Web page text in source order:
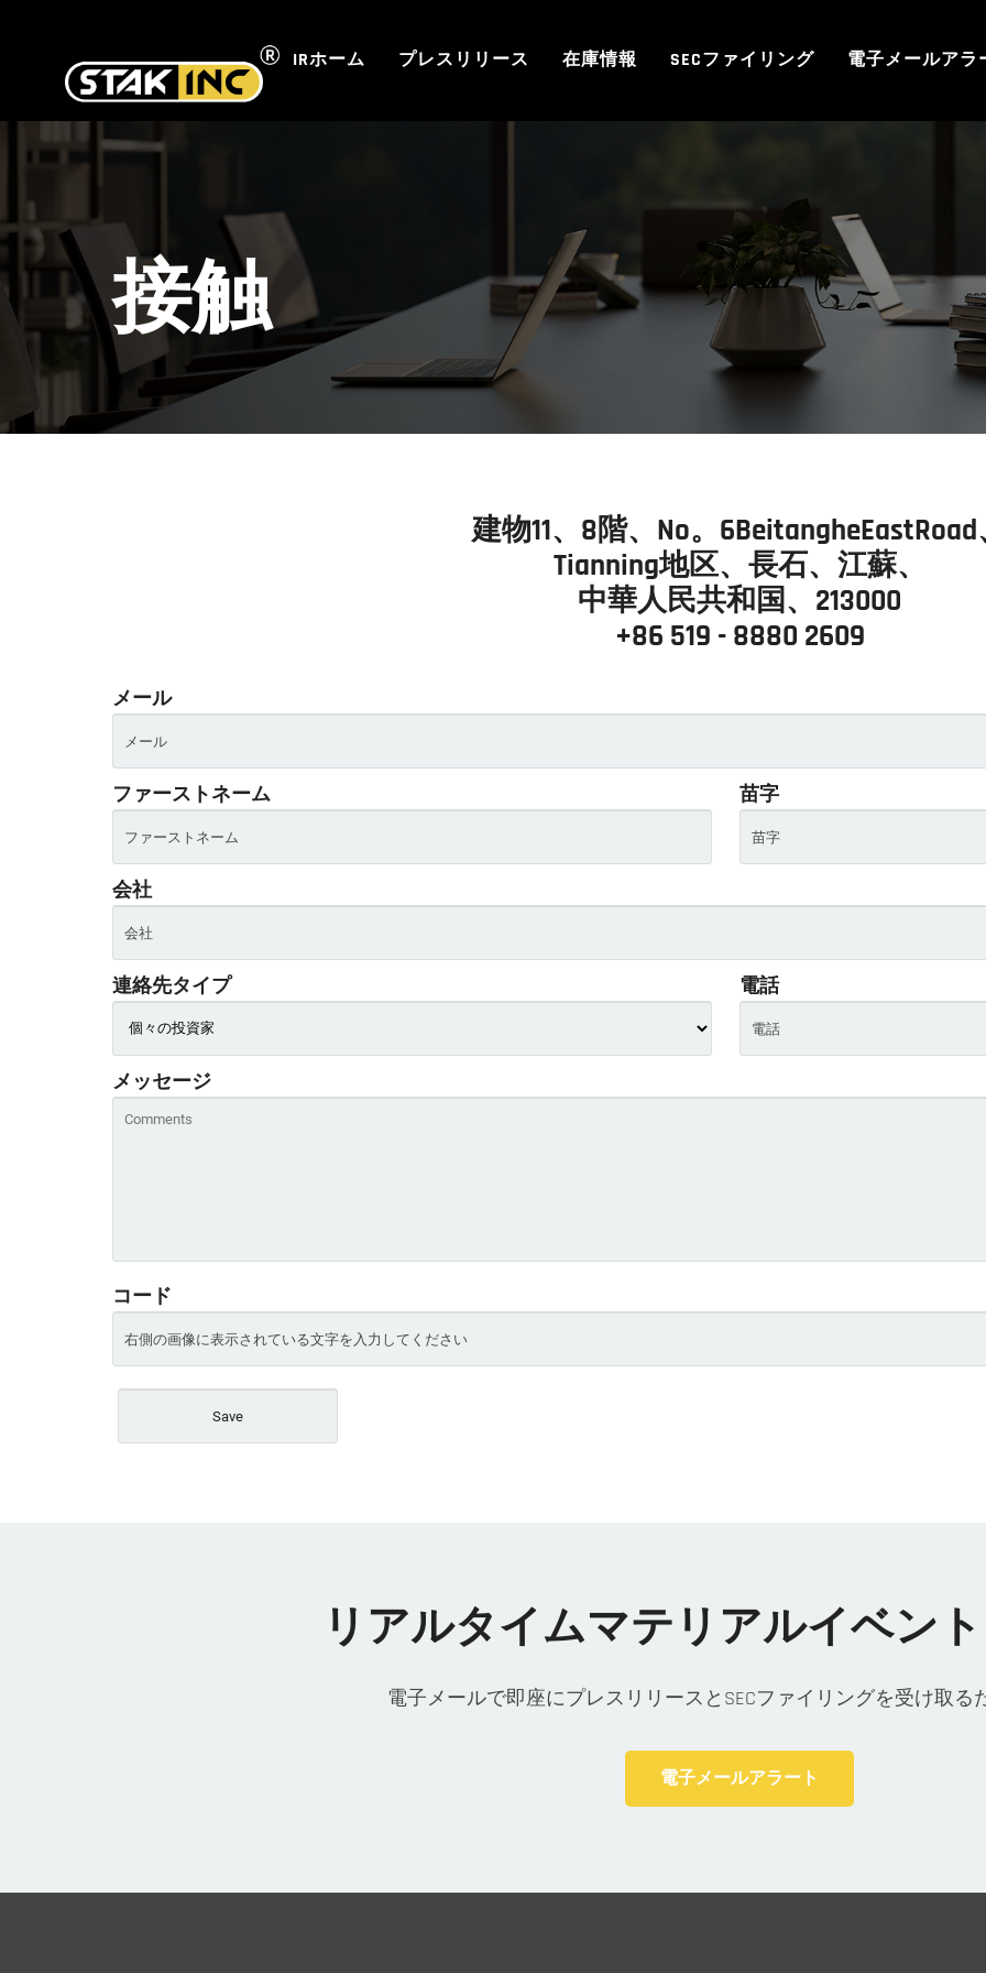
IRホーム プレスリリース 在庫情報 SECファイリング 電子メールアラ
接触
建物11、8階、No。
Tianning地区、長石、江蘇、
中華人民共和国、213000
+86 519 - 8880 2609
メール
ファーストネーム 苗字
会社
連絡先タイプ 電話
メッセージ
コード
リアルタイムマテリアルイベン
電子メールで即座にプレスリリースとSECファイリングを受け取る
電子メールアラート